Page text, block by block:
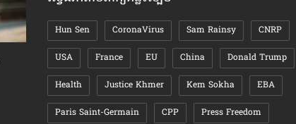
វិធី​ធ្វើ​ឱ្យ​មិត្ត​ស្រី​ខ្លួន​មាន​អារម្មណ៍​ថា នាង​ជា​មនុស្ស​
ពិសេស
Hun Sen CoronaVirus Sam Rainsy CNRP
USA France EU China Donald Trump
Health Justice Khmer Kem Sokha EBA
Paris Saint-Germain CPP Press Freedom